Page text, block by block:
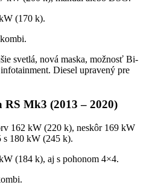
(170 k).
svetlá, nová maska, možnosť Bi-
Diesel upravený pre
RS Mk3 (2013 – 2020)
162 kW (220 k), neskôr 169 kW
s 180 kW (245 k).
(184 k), aj s pohonom 4×4.